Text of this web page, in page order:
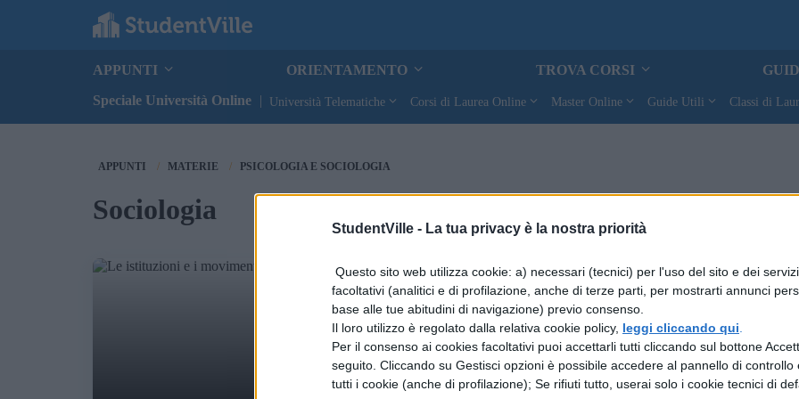
StudentVille - La tua privacy è la nostra priorità
Questo sito web utilizza cookie: a) necessari (tecnici) per l'uso del sito e dei
facoltativi (analitici e di profilazione, anche di terze parti, per mostrarti annunci
base alle tue abitudini di navigazione) previo consenso.
Il loro utilizzo è regolato dalla relativa cookie policy, leggi cliccando qui
Per il consenso ai cookies facoltativi puoi accettarli tutti cliccando sul bottone
seguito. Cliccando su Gestisci opzioni è possibile accedere al pannello di controllo
tutti i cookie (anche di profilazione); Se rifiuti tutto, userai solo i cookie tecnici di
APPUNTI ORIENTAMENTO TROVA CORSI
Speciale Università Online | Università Telematiche Corsi di Laurea Online Master Online Guide Utili Classi di
APPUNTI MATERIE PSICOLOGIA E SOCIOLOGIA
Sociologia
PSICOLOGIA E SOCIOLOGIA
Le forme di organizzazione
PSICOLOGIA E SOCIOLOGIA
Individuo e società